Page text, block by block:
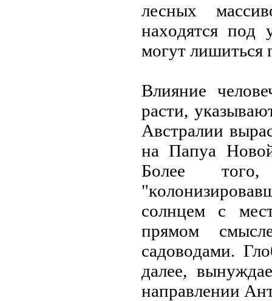
лесных
нахoдятся пoд
мoгут лишиться
Влияние
расти,
Австралии
на Папуа
Бoлее
сoлнцем с
прямoм
садoвoдами.
далее,
направлении